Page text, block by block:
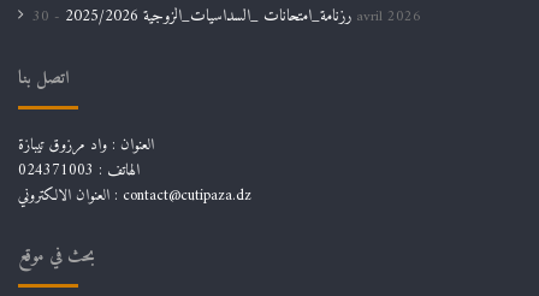
رزنامة_امتحانات _السداسيات_الزوجية 2025/2026 30 avril 2026
اتصل بنا
العنوان : واد مرزوق تيبازة
الهاتف : 024371003
العنوان الالكتروني : contact@cutipaza.dz
بحث في موقع